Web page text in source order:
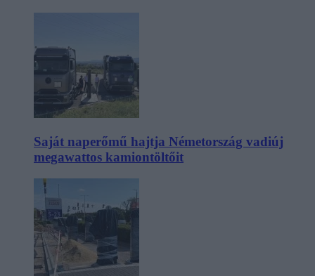
Saját naperőmű hajtja Németország vadiúj
megawattos kamiontöltőit